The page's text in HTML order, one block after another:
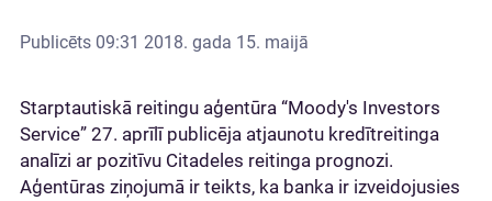
Publicēts 09:31 2018. gada 15. maijā
Starptautiskā reitingu aģentūra “Moody's Investors
Service” 27. aprīlī publicēja atjaunotu kredītreitinga
analīzi ar pozitīvu Citadeles reitinga prognozi.
Aģentūras ziņojumā ir teikts, ka banka ir izveidojusies